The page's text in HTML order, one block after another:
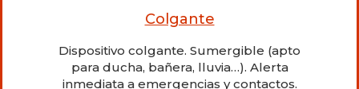
Colgante
Dispositivo colgante. Sumergible (apto
para ducha, bañera, lluvia…). Alerta
inmediata a emergencias y contactos.